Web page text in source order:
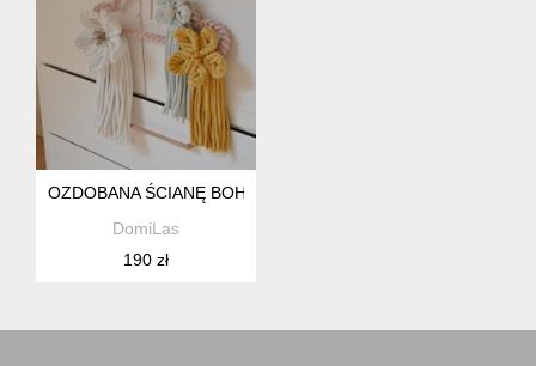
OZDOBANA ŚCIANĘ BOHO DO POKOJU DZIEWCZĘCEGO
DomiLas
190 zł